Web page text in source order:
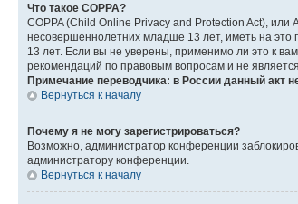
Что такое COPPA?
COPPA (Child Online Privacy and Protection Act),
несовершеннолетних младше 13 лет, иметь на
13 лет. Если вы не уверены, применимо ли это к
рекомендаций по правовым вопросам и не
Примечание переводчика: в России данный акт
Вернуться к началу
Почему я не могу зарегистрироваться?
Возможно, администратор конференции
администратору конференции.
Вернуться к началу